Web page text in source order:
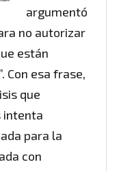
argumentó
no autorizar
están
Con esa frase,
que
intenta
para la
con